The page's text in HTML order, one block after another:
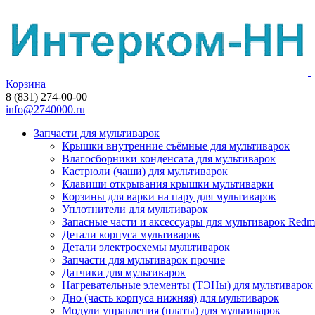
Корзина
8 (831) 274-00-00
info@2740000.ru
Запчасти для мультиварок
Крышки внутренние съёмные для мультиварок
Влагосборники конденсата для мультиварок
Кастрюли (чаши) для мультиварок
Клавиши открывания крышки мультиварки
Корзины для варки на пару для мультиварок
Уплотнители для мультиварок
Запасные части и аксессуары для мультиварок
Детали корпуса мультиварок
Детали электросхемы мультиварок
Запчасти для мультиварок прочие
Датчики для мультиварок
Нагревательные элементы (ТЭНы) для мультиварок
Дно (часть корпуса нижняя) для мультиварок
Модули управления (платы) для мультиварок